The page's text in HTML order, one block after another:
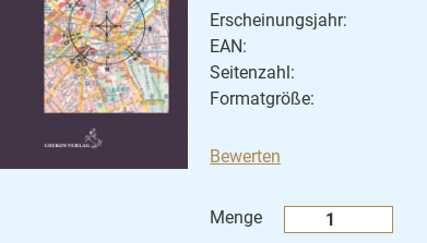
Erscheinungsjahr:
EAN:
Seitenzahl:
Formatgröße:
Bewerten
Menge